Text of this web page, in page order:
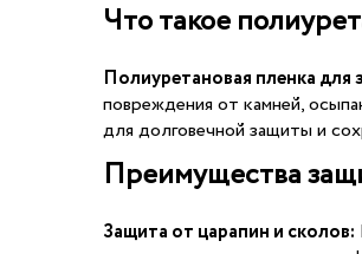
Что такое
Полиуретановая пленка для
повреждения от камней,
для долговечной защиты и
Преимущества
Защита от царапин и сколов: